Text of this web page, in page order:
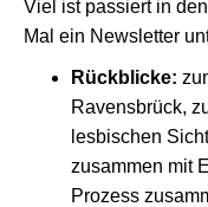
Viel ist passiert in
Mal ein Newsletter
Rückblicke:
Ravensbrück,
lesbischen
zusammen mit
Prozess